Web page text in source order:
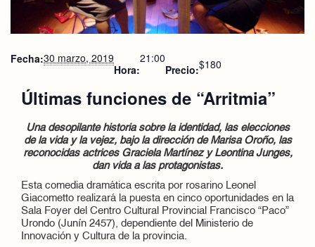
Fecha:30 marzo, 2019
Hora:
21:00
Precio:$180
Últimas funciones de “Arritmia”
Una desopilante historia sobre la identidad, las elecciones
de la vida y la vejez, bajo la dirección de Marisa Oroño, las
reconocidas actrices Graciela Martínez y Leontina Junges,
dan vida a las protagonistas.
Esta comedia dramática escrita por rosarino Leonel
Giacometto realizará la puesta en cinco oportunidades en la
Sala Foyer del Centro Cultural Provincial Francisco “Paco”
Urondo (Junín 2457), dependiente del Ministerio de
Innovación y Cultura de la provincia.